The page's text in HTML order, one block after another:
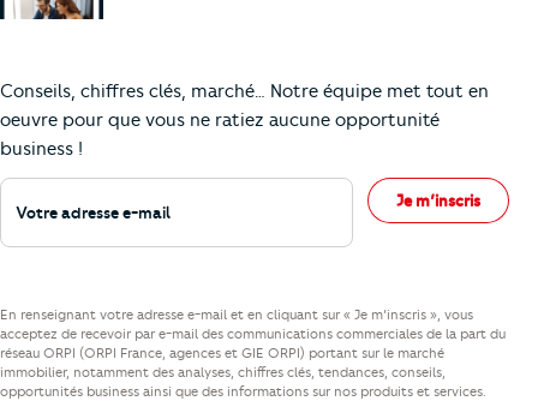
Conseils, chiffres clés, marché… Notre équipe met tout en
oeuvre pour que vous ne ratiez aucune opportunité
business !
Votre adresse e-mail
Je m’inscris
En renseignant votre adresse e-mail et en cliquant sur « Je m’inscris », vous
acceptez de recevoir par e-mail des communications commerciales de la part du
réseau ORPI (ORPI France, agences et GIE ORPI) portant sur le marché
immobilier, notamment des analyses, chiffres clés, tendances, conseils,
opportunités business ainsi que des informations sur nos produits et services.